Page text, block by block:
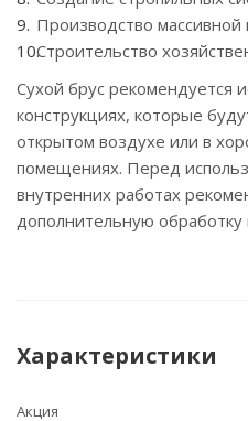
Производство массивной
Строительство
Сухой брус рекомендуется
конструкциях, которые
открытом воздухе или в
помещениях. Перед
внутренних работах
дополнительную обработку
Характеристики
Акция